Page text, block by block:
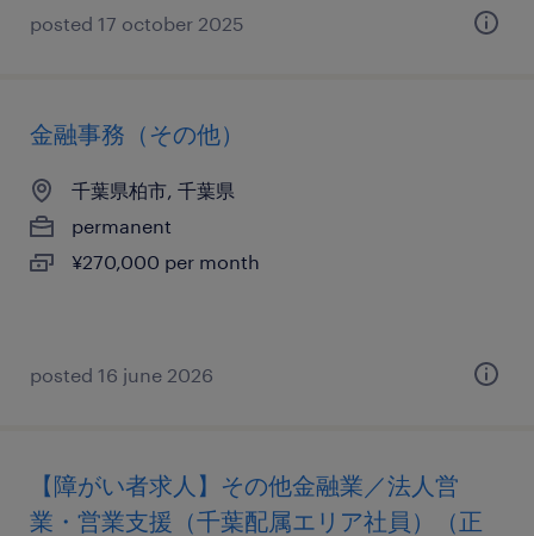
posted 17 october 2025
金融事務（その他）
千葉県柏市, 千葉県
permanent
¥270,000 per month
posted 16 june 2026
【障がい者求人】その他金融業／法人営
業・営業支援（千葉配属エリア社員）（正